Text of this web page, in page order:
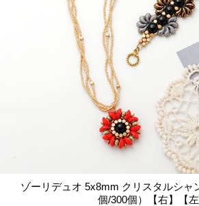
ゾーリデュオ 5x8mm クリスタルシャ
個/300個）【右】【左